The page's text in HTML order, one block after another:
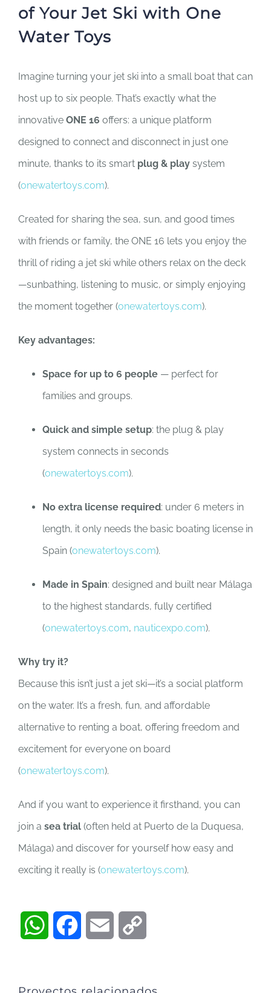
of Your Jet Ski with One
Water Toys
Imagine turning your jet ski into a small boat that can
host up to six people. That’s exactly what the
innovative ONE 16 offers: a unique platform
designed to connect and disconnect in just one
minute, thanks to its smart plug & play system
(onewatertoys.com).
Created for sharing the sea, sun, and good times
with friends or family, the ONE 16 lets you enjoy the
thrill of riding a jet ski while others relax on the deck
—sunbathing, listening to music, or simply enjoying
the moment together (onewatertoys.com).
Key advantages:
Space for up to 6 people — perfect for
families and groups.
Quick and simple setup: the plug & play
system connects in seconds
(onewatertoys.com).
No extra license required: under 6 meters in
length, it only needs the basic boating license in
Spain (onewatertoys.com).
Made in Spain: designed and built near Málaga
to the highest standards, fully certified
(onewatertoys.com, nauticexpo.com).
Why try it?
Because this isn’t just a jet ski—it’s a social platform
on the water. It’s a fresh, fun, and affordable
alternative to renting a boat, offering freedom and
excitement for everyone on board
(onewatertoys.com).
And if you want to experience it firsthand, you can
join a sea trial (often held at Puerto de la Duquesa,
Málaga) and discover for yourself how easy and
exciting it really is (onewatertoys.com).
WhatsAppFacebookEmail